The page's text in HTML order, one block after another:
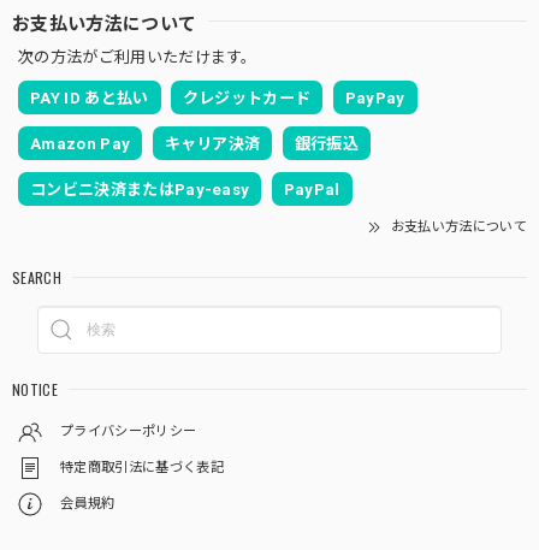
お支払い方法について
次の方法がご利用いただけます。
PAY ID あと払い クレジットカード PayPay
Amazon Pay キャリア決済 銀行振込
コンビニ決済またはPay-easy PayPal
お支払い方法について
SEARCH
NOTICE
プライバシーポリシー
特定商取引法に基づく表記
会員規約